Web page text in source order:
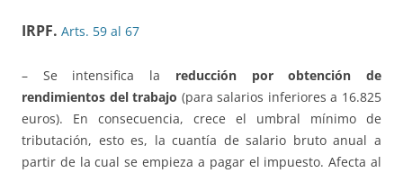
IRPF. Arts. 59 al 67
– Se intensifica la reducción por obtención de
rendimientos del trabajo (para salarios inferiores a 16.825
euros). En consecuencia, crece el umbral mínimo de
tributación, esto es, la cuantía de salario bruto anual a
partir de la cual se empieza a pagar el impuesto. Afecta al